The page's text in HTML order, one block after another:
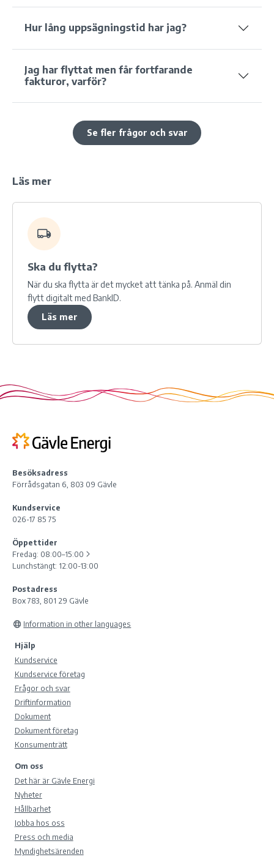
Hur lång uppsägningstid har jag?
Jag har flyttat men får fortfarande
fakturor, varför?
Se fler frågor och svar
Läs mer
Ska du flytta?
När du ska flytta är det mycket att tänka på. Anmäl din
flytt digitalt med BankID.
Läs mer
Besöksadress
Förrådsgatan 6, 803 09 Gävle
Kundservice
026-17 85 75
Öppettider
Fredag: 08:00–15:00
Lunchstängt: 12:00-13:00
Postadress
Box 783, 801 29 Gävle
Information in other languages
Hjälp
Kundservice
Kundservice företag
Frågor och svar
Driftinformation
Dokument
Dokument företag
Konsumenträtt
Om oss
Det här är Gävle Energi
Nyheter
Hållbarhet
Jobba hos oss
Press och media
Myndighetsärenden